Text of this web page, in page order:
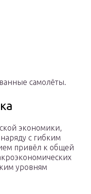
самолёты.
экономики,
с гибким
привёл к общей
уровням